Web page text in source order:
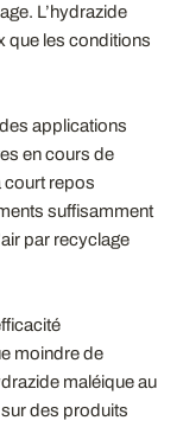
L’hydrazide
que les conditions
applications
en cours de
court repos
suffisamment
par recyclage
moindre de
maléique au
des produits